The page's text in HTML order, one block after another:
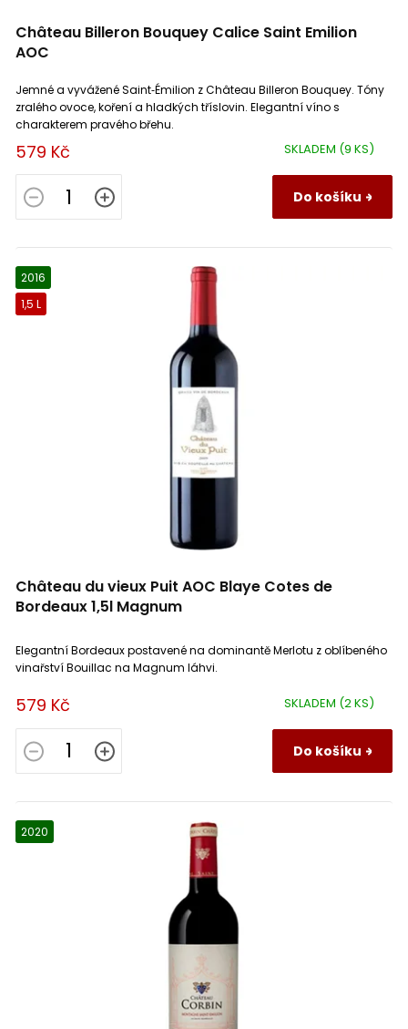
Château Billeron Bouquey Calice Saint Emilion
AOC
SKLADEM (9 KS)
579 Kč
Do košíku
Jemné a vyvážené Saint‑Émilion z Château Billeron Bouquey. Tóny
zralého ovoce, koření a hladkých tříslovin. Elegantní víno s
charakterem pravého břehu.
2016
1,5 L
Château du vieux Puit AOC Blaye Cotes de
Bordeaux 1,5l Magnum
SKLADEM (2 KS)
579 Kč
Do košíku
Elegantní Bordeaux postavené na dominantě Merlotu z oblíbeného
vinařství Bouillac na Magnum láhvi.
2020